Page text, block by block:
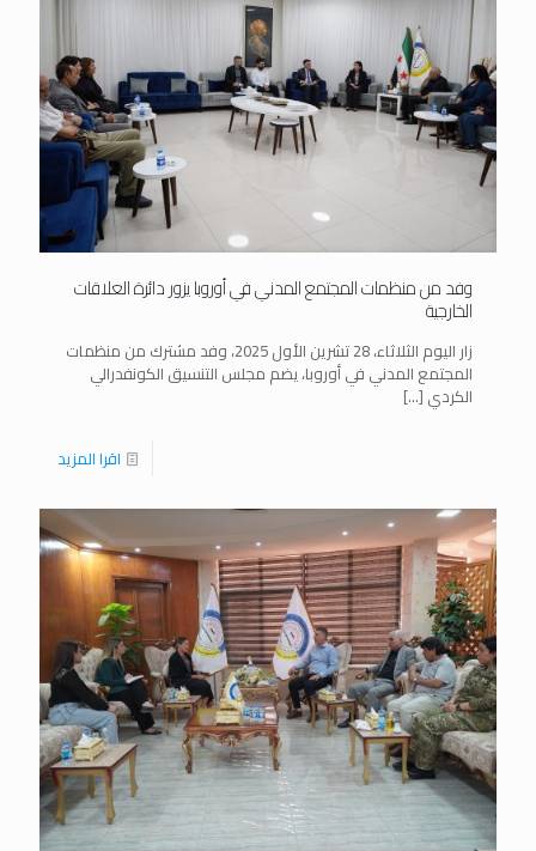
وفد من منظمات المجتمع المدني في أوروبا يزور دائرة العلاقات
الخارجية
زار اليوم الثلاثاء، 28 تشرين الأول 2025، وفد مشترك من منظمات
المجتمع المدني في أوروبا، يضم مجلس التنسيق الكونفدرالي
الكردي […]
اقرا المزيد